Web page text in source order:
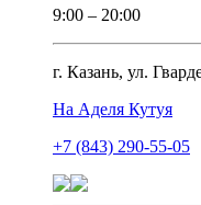
9:00 – 20:00
г. Казань, ул.
На Аделя Кутуя
+7 (843) 290-55-05